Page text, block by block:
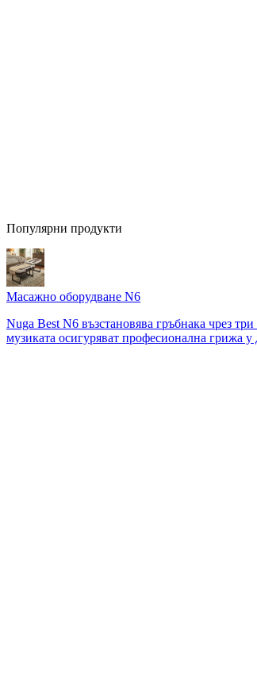
Популярни продукти
Масажно оборудване N6
Nuga Best N6 възстановява гръбнака чрез
музиката осигуряват професионална грижа у